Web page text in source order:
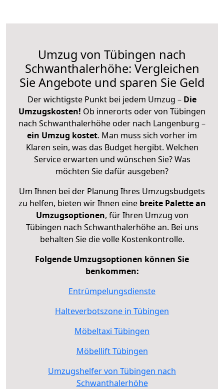
Umzug von Tübingen nach
Schwanthalerhöhe: Vergleichen
Sie Angebote und sparen Sie Geld
Der wichtigste Punkt bei jedem Umzug – Die
Umzugskosten! Ob innerorts oder von Tübingen
nach Schwanthalerhöhe oder nach Langenburg –
ein Umzug kostet. Man muss sich vorher im
Klaren sein, was das Budget hergibt. Welchen
Service erwarten und wünschen Sie? Was
möchten Sie dafür ausgeben?
Um Ihnen bei der Planung Ihres Umzugsbudgets
zu helfen, bieten wir Ihnen eine breite Palette an
Umzugsoptionen, für Ihren Umzug von
Tübingen nach Schwanthalerhöhe an. Bei uns
behalten Sie die volle Kostenkontrolle.
Folgende Umzugsoptionen können Sie
benkommen:
Entrümpelungsdienste
Halteverbotszone in Tübingen
Möbeltaxi Tübingen
Möbellift Tübingen
Umzugshelfer von Tübingen nach
Schwanthalerhöhe